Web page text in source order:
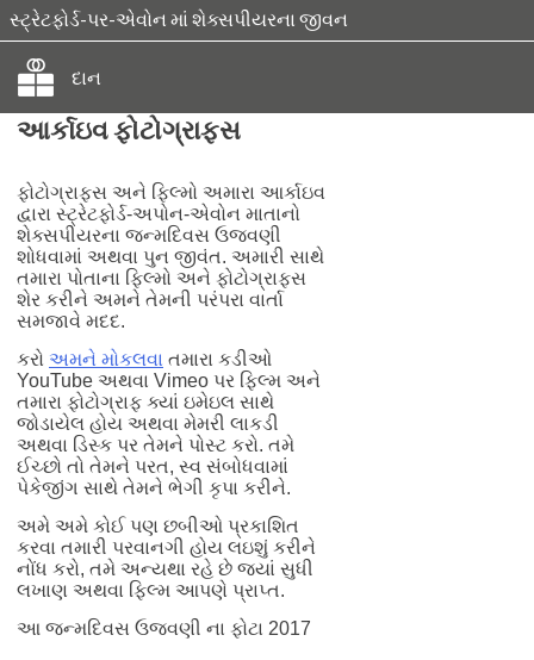
સ્ટ્રેટફોર્ડ-પર-એવોન માં શેક્સપીયરના જીવન
દાન
આર્કાઇવ ફોટોગ્રાફ્સ
ફોટોગ્રાફ્સ અને ફિલ્મો અમારા આર્કાઇવ
દ્વારા સ્ટ્રેટફોર્ડ-અપોન-એવોન માતાનો
શેક્સપીયરના જન્મદિવસ ઉજવણી
શોધવામાં અથવા પુન જીવંત. અમારી સાથે
તમારા પોતાના ફિલ્મો અને ફોટોગ્રાફ્સ
શેર કરીને અમને તેમની પરંપરા વાર્તા
સમજાવે મદદ.
કરો અમને મોકલવા તમારા કડીઓ
YouTube અથવા Vimeo પર ફિલ્મ અને
તમારા ફોટોગ્રાફ ક્યાં ઇમેઇલ સાથે
જોડાયેલ હોય અથવા મેમરી લાકડી
અથવા ડિસ્ક પર તેમને પોસ્ટ કરો. તમે
ઈચ્છો તો તેમને પરત, સ્વ સંબોધવામાં
પેકેજીંગ સાથે તેમને ભેગી કૃપા કરીને.
અમે અમે કોઈ પણ છબીઓ પ્રકાશિત
કરવા તમારી પરવાનગી હોય લઇશું કરીને
નોંધ કરો, તમે અન્યથા રહે છે જ્યાં સુધી
લખાણ અથવા ફિલ્મ આપણે પ્રાપ્ત.
આ જન્મદિવસ ઉજવણી ના ફોટા 2017